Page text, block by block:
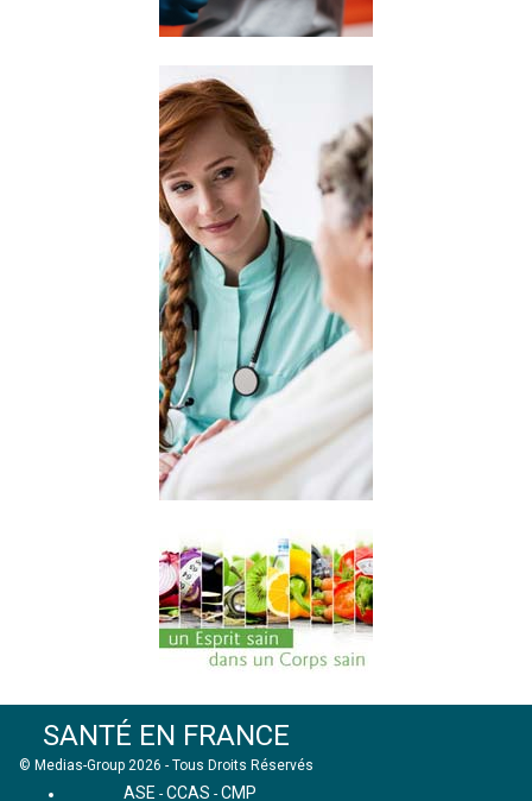
SANTÉ EN FRANCE
© Medias-Group 2026 - Tous Droits Réservés
ASE - CCAS - CMP